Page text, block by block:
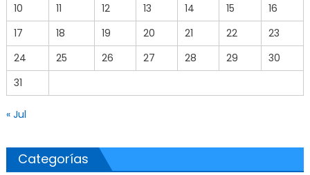
10
11 12 13 14 15
16
17
18 19 20 21 22
23
24
25 26 27 28 29
30
31
« Jul
Categorías